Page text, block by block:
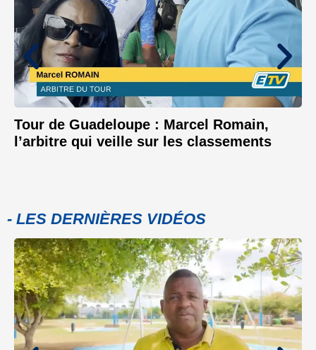
Tour de Guadeloupe : Marcel Romain,
l’arbitre qui veille sur les classements
- LES DERNIÈRES VIDÉOS